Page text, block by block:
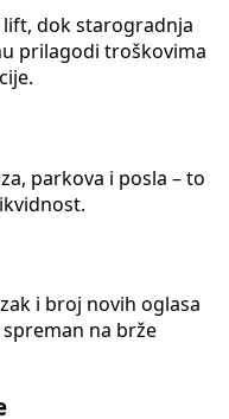
lift, dok starogradnja
prilagodi troškovima
parkova i posla – to
i broj novih oglasa
na brže